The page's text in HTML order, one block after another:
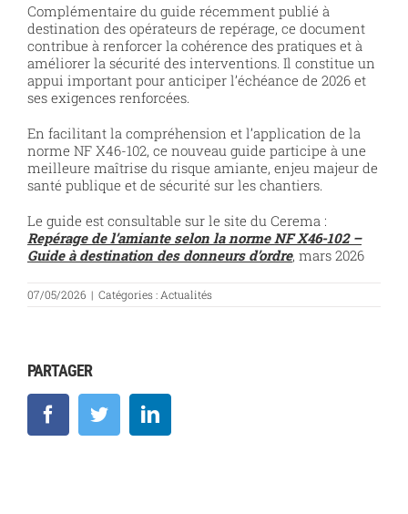
Complémentaire du guide récemment publié à
destination des opérateurs de repérage, ce document
contribue à renforcer la cohérence des pratiques et à
améliorer la sécurité des interventions. Il constitue un
appui important pour anticiper l’échéance de 2026 et
ses exigences renforcées.
En facilitant la compréhension et l’application de la
norme NF X46-102, ce nouveau guide participe à une
meilleure maîtrise du risque amiante, enjeu majeur de
santé publique et de sécurité sur les chantiers.
Le guide est consultable sur le site du Cerema :
Repérage de l’amiante selon la norme NF X46-102 –
Guide à destination des donneurs d’ordre, mars 2026
07/05/2026 | Catégories : Actualités
PARTAGER
FacebookTwitterLinkedIn